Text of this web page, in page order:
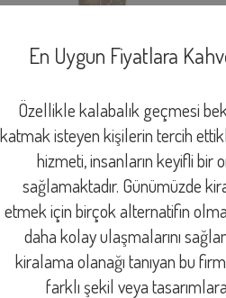
En Uygun Fiyatlara
Özellikle kalabalık geçmesi
katmak isteyen kişilerin tercih
hizmeti, insanların keyifli bir
sağlamaktadır. Günümüzde
etmek için birçok alternatifin
daha kolay ulaşmalarını
kiralama olanağı tanıyan bu
farklı şekil veya